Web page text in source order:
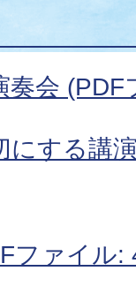
奏会
にする講
ファイル: